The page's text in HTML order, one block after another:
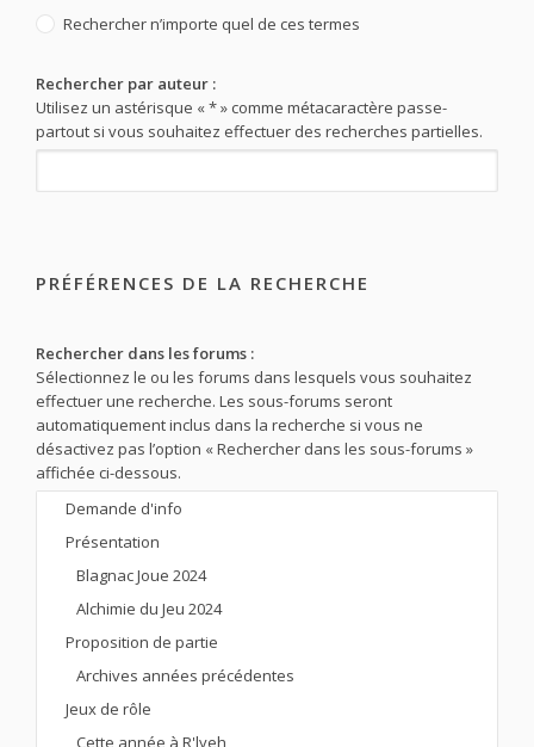
Rechercher n’importe quel de ces termes
Rechercher par auteur :
Utilisez un astérisque « * » comme métacaractère passe-
partout si vous souhaitez effectuer des recherches partielles.
PRÉFÉRENCES DE LA RECHERCHE
Rechercher dans les forums :
Sélectionnez le ou les forums dans lesquels vous souhaitez
effectuer une recherche. Les sous-forums seront
automatiquement inclus dans la recherche si vous ne
désactivez pas l’option « Rechercher dans les sous-forums »
affichée ci-dessous.